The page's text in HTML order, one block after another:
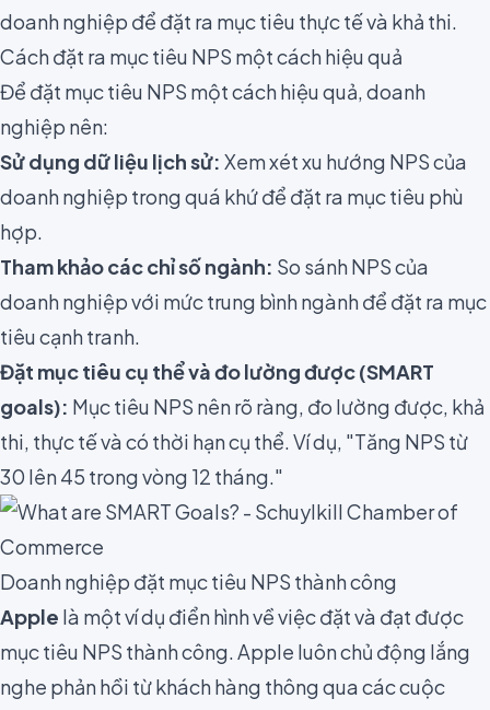
doanh nghiệp để đặt ra mục tiêu thực tế và khả thi.
Cách đặt ra mục tiêu NPS một cách hiệu quả
Để đặt mục tiêu NPS một cách hiệu quả, doanh
nghiệp nên:
Sử dụng dữ liệu lịch sử: Xem xét xu hướng NPS của
doanh nghiệp trong quá khứ để đặt ra mục tiêu phù
hợp.
Tham khảo các chỉ số ngành: So sánh NPS của
doanh nghiệp với mức trung bình ngành để đặt ra mục
tiêu cạnh tranh.
Đặt mục tiêu cụ thể và đo lường được (SMART
goals): Mục tiêu NPS nên rõ ràng, đo lường được, khả
thi, thực tế và có thời hạn cụ thể. Ví dụ, "Tăng NPS từ
30 lên 45 trong vòng 12 tháng."
Doanh nghiệp đặt mục tiêu NPS thành công
Apple là một ví dụ điển hình về việc đặt và đạt được
mục tiêu NPS thành công. Apple luôn chủ động lắng
nghe phản hồi từ khách hàng thông qua các cuộc